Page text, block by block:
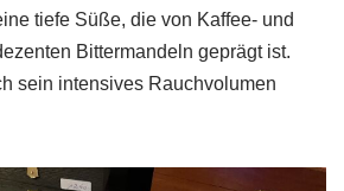
tiefe Süße, die von Kaffee- und
Bittermandeln geprägt ist.
sein intensives Rauchvolumen